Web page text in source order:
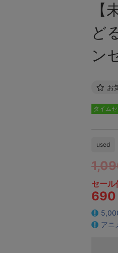
ど
ン
お
タイム
used
セール
690
アニ